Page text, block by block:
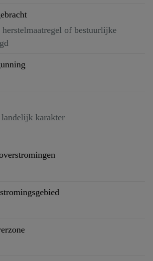
of bestuurlijke
karakter